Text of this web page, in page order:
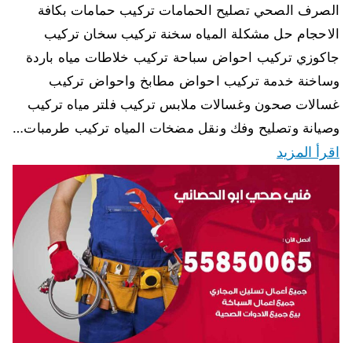
الصرف الصحي تصليح الحمامات تركيب حمامات بكافة
الاحجام حل مشكلة المياه سخنة تركيب سخان تركيب
جاكوزي تركيب احواض سباحة تركيب خلاطات مياه باردة
وساخنة خدمة تركيب احواض مطابخ واحواض تركيب
غسالات صحون وغسالات ملابس تركيب فلتر مياه تركيب
وصيانة وتصليح وفك ونقل مضخات المياه تركيب طرمبات…
اقرأ المزيد